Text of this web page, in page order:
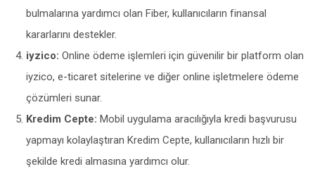
bulmalarına yardımcı olan Fiber, kullanıcıların finansal
kararlarını destekler.
iyzico: Online ödeme işlemleri için güvenilir bir platform olan
iyzico, e-ticaret sitelerine ve diğer online işletmelere ödeme
çözümleri sunar.
Kredim Cepte: Mobil uygulama aracılığıyla kredi başvurusu
yapmayı kolaylaştıran Kredim Cepte, kullanıcıların hızlı bir
şekilde kredi almasına yardımcı olur.